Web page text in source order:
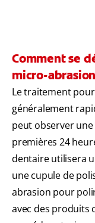
Comment se
micro-
Le traitement
généralement
peut observer
premières 24
dentaire utilisera
une cupule de
abrasion pour
avec des produits